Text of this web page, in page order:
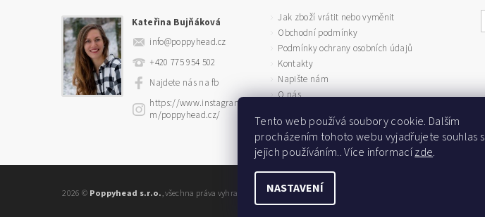
Kateřina Bujňáková
info@poppyhead.cz
+420 775 954 502
Najdete nás na fb
https://www.instagram.co
m/poppyhead.cz/
Jak zboží vrátit nebo vyměnit
Obchodní podmínky
Podmínky ochrany osobních údajů
Kontakty
Napište nám
O nás
2026 © Poppyhead s.r.o., všechna práva vyhrazena
Tento web používá soubory cookie. Dalším
procházením tohoto webu vyjadřujete souhlas s
jejich používáním.. Více informacízde.
NASTAVENÍ